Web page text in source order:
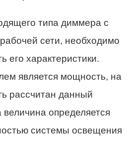
типа диммера с
сети, необходимо
его характеристики.
является мощность, на
рассчитан данный
величина определяется
системы освещения